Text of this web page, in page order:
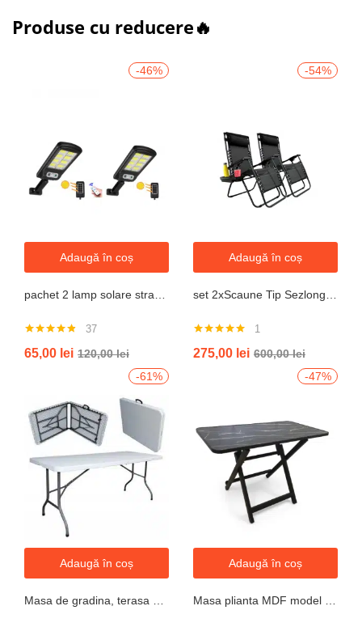
Produse cu reducere🔥
-46%
Adaugă în coș
4.76din 5
37
65,00 lei 120,00lei
-54%
Adaugă în coș
5.00din 5
1
275,00 lei 600,00lei
-61%
Adaugă în coș
-47%
Adaugă în coș